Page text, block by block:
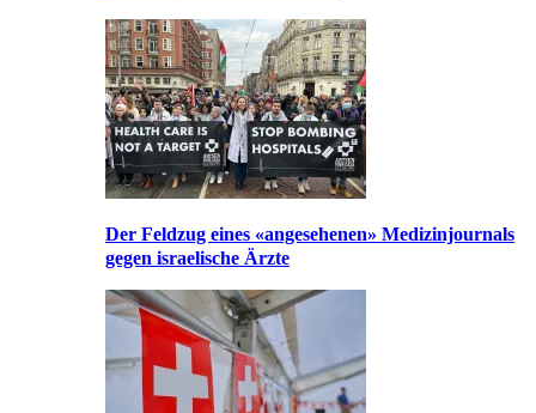
Der Feldzug eines «angesehenen» Medizinjournals
gegen israelische Ärzte